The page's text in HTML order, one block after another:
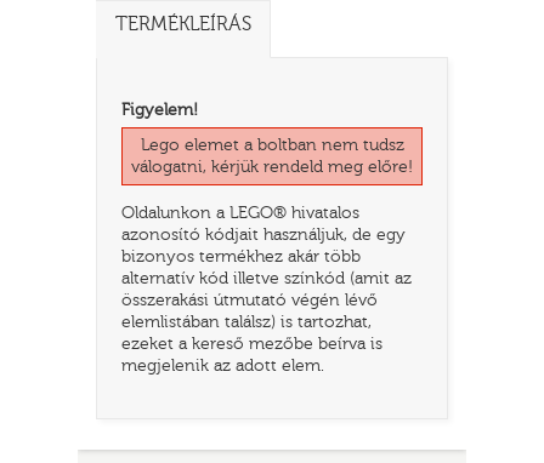
TERMÉKLEÍRÁS
Figyelem!
Lego elemet a boltban nem tudsz
válogatni, kérjük rendeld meg előre!
Oldalunkon a LEGO® hivatalos
azonosító kódjait használjuk, de egy
bizonyos termékhez akár több
alternatív kód illetve színkód (amit az
összerakási útmutató végén lévő
elemlistában találsz) is tartozhat,
ezeket a kereső mezőbe beírva is
megjelenik az adott elem.